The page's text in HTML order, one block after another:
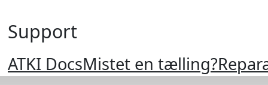
Support
ATKI DocsMistet en tælling?